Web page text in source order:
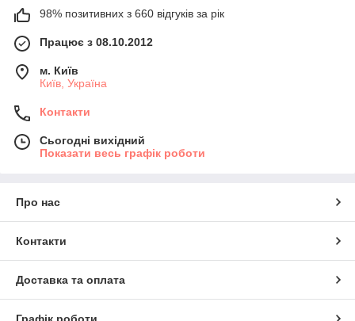
98% позитивних з 660 відгуків за рік
Працює з 08.10.2012
м. Київ
Київ, Україна
Контакти
Сьогодні вихідний
Показати весь графік роботи
Про нас
Контакти
Доставка та оплата